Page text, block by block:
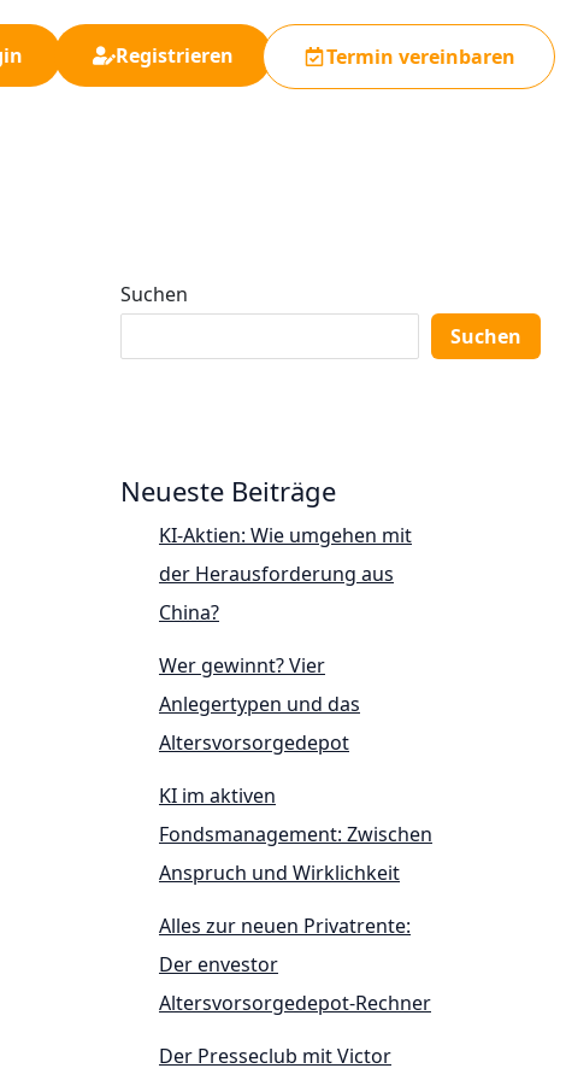
Registrieren Termin vereinbaren
Suchen
Suchen
Neueste Beiträge
KI-Aktien: Wie umgehen mit
der Herausforderung aus
China?
Wer gewinnt? Vier
Anlegertypen und das
Altersvorsorgedepot
KI im aktiven
Fondsmanagement: Zwischen
Anspruch und Wirklichkeit
Alles zur neuen Privatrente:
Der envestor
Altersvorsorgedepot-Rechner
Der Presseclub mit Victor